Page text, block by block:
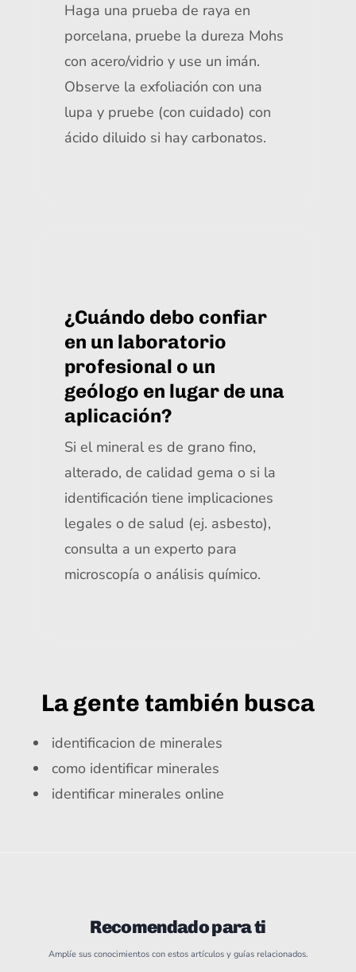
Haga una prueba de raya en
porcelana, pruebe la dureza Mohs
con acero/vidrio y use un imán.
Observe la exfoliación con una
lupa y pruebe (con cuidado) con
ácido diluido si hay carbonatos.
¿Cuándo debo confiar
en un laboratorio
profesional o un
geólogo en lugar de una
aplicación?
Si el mineral es de grano fino,
alterado, de calidad gema o si la
identificación tiene implicaciones
legales o de salud (ej. asbesto),
consulta a un experto para
microscopía o análisis químico.
La gente también busca
identificacion de minerales
como identificar minerales
identificar minerales online
Recomendado para ti
Amplíe sus conocimientos con estos artículos y guías relacionados.